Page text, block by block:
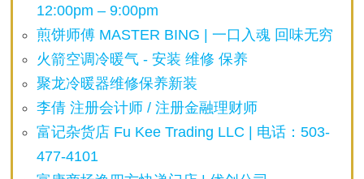
12:00pm – 9:00pm
煎饼师傅 MASTER BING | 一口入魂 回味无穷
火箭空调冷暖气 - 安装 维修 保养
聚龙冷暖器维修保养新装
李倩 注册会计师 / 注册金融理财师
富记杂货店 Fu Kee Trading LLC | 电话：503-
477-4101